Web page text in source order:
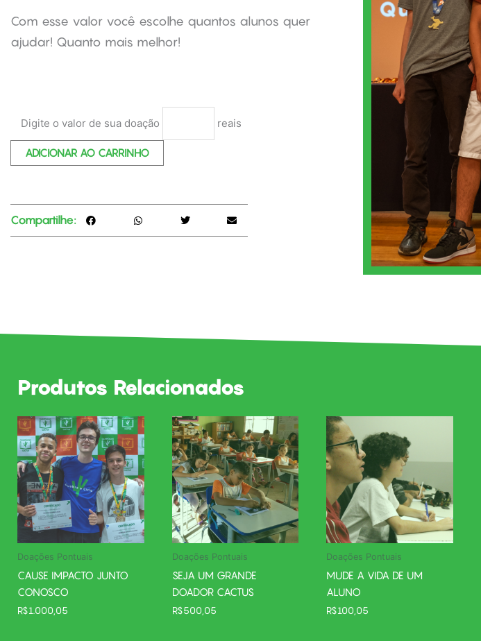
Com esse valor você escolhe quantos alunos quer
ajudar! Quanto mais melhor!
Digite o valor de sua doação reais
Aberta
(pontual)
quantidade
ADICIONAR AO CARRINHO
Compartilhe:
Produtos Relacionados
Doações Pontuais
CAUSE IMPACTO JUNTO
CONOSCO
R$1.000,05
Doações Pontuais
SEJA UM GRANDE
DOADOR CACTUS
R$500,05
Doações Pontuais
MUDE A VIDA DE UM
ALUNO
R$100,05